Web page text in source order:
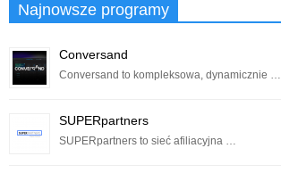
Najnowsze programy
Conversand
Conversand to kompleksowa, dynamicznie …
SUPERpartners
SUPERpartners to sieć afiliacyjna …